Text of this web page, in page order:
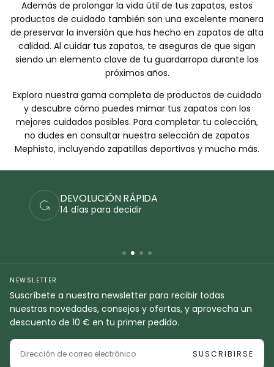
Además de prolongar la vida útil de tus zapatos, estos
productos de cuidado también son una excelente manera
de preservar la inversión que has hecho en zapatos de alta
calidad. Al cuidar tus zapatos, te aseguras de que sigan
siendo un elemento clave de tu guardarropa durante los
próximos años.
Explora nuestra gama completa de productos de cuidado
y descubre cómo puedes mimar tus zapatos con los
mejores cuidados posibles. Para completar tu colección,
no dudes en consultar nuestra selección de zapatos
Mephisto, incluyendo zapatillas deportivas y mucho más.
PAGOS SEGUROS
Realiza tu pedido de forma segura
NEWSLETTER
Suscríbete a nuestra newsletter para recibir todas
nuestras novedades, consejos y ofertas, y aprovecha un
descuento de 10 € en tu primer pedido.
CORREO
ELECTRÓNICO
SUSCRIBIRSE